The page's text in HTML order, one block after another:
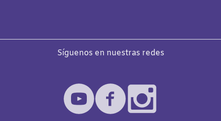
Síguenos en nuestras redes